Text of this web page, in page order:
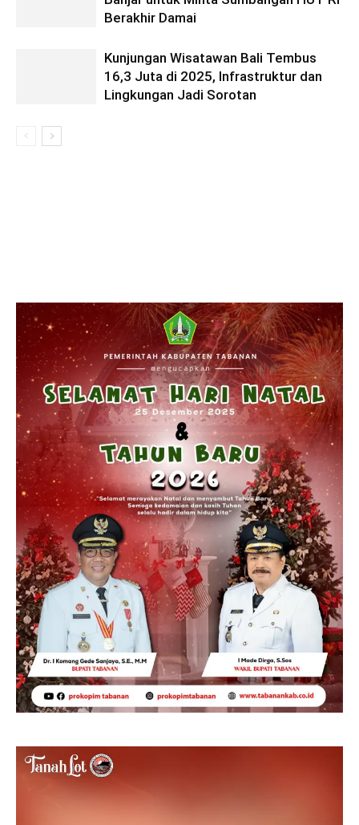
Berakhir Damai
Kunjungan Wisatawan Bali Tembus
16,3 Juta di 2025, Infrastruktur dan
Lingkungan Jadi Sorotan